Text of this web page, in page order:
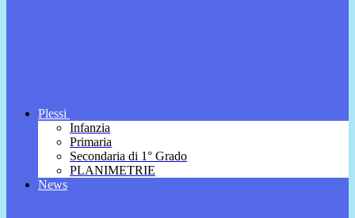
Plessi
Infanzia
Primaria
Secondaria di 1° Grado
PLANIMETRIE
News